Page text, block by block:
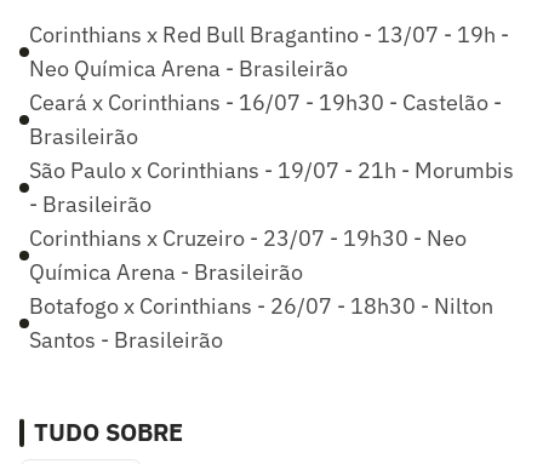
Corinthians x Red Bull Bragantino - 13/07 - 19h -
Neo Química Arena - Brasileirão
Ceará x Corinthians - 16/07 - 19h30 - Castelão -
Brasileirão
São Paulo x Corinthians - 19/07 - 21h - Morumbis
- Brasileirão
Corinthians x Cruzeiro - 23/07 - 19h30 - Neo
Química Arena - Brasileirão
Botafogo x Corinthians - 26/07 - 18h30 - Nilton
Santos - Brasileirão
TUDO SOBRE